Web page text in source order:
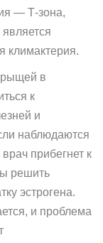
— Т-зона,
климактерия.
в
к
и
наблюдаются
прибегнет к
решить
эстрогена.
и проблема